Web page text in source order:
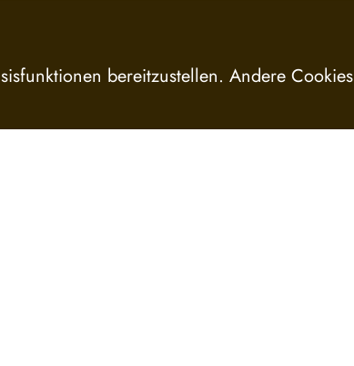
bereitzustellen. Andere Cookies